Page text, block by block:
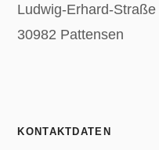
Ludwig-Erhard-Straße
30982 Pattensen
KONTAKTDATEN